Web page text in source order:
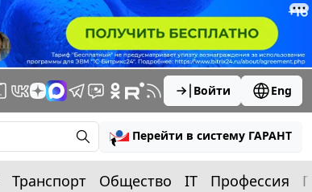
Войти Eng
Перейти в систему ГАРАНТ
Транспорт Общество IT Профессия